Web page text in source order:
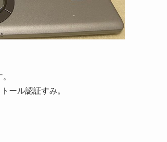
ール認証すみ。